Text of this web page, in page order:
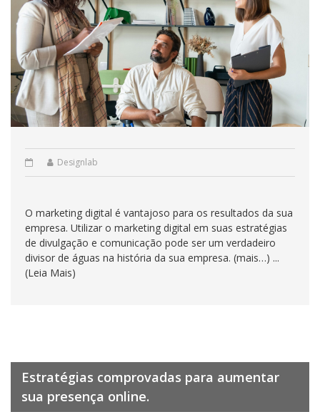
Designlab
O marketing digital é vantajoso para os resultados da sua
empresa. Utilizar o marketing digital em suas estratégias
de divulgação e comunicação pode ser um verdadeiro
divisor de águas na história da sua empresa. (mais…) ...
(Leia Mais)
Estratégias comprovadas para aumentar
sua presença online.